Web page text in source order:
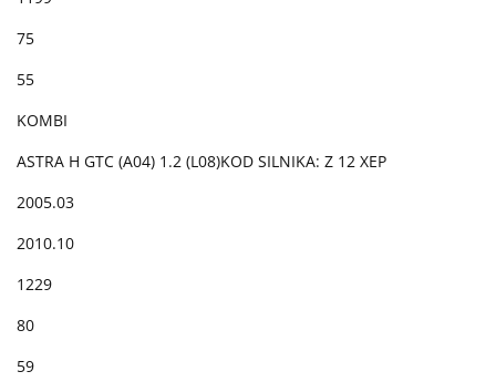
75
55
KOMBI
ASTRA H GTC (A04) 1.2 (L08)KOD SILNIKA: Z 12 XEP
2005.03
2010.10
1229
80
59